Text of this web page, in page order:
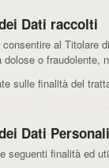
Dati raccolti
consentire al
o
sulle finalità del
Dati Personali
seguenti finalità ed